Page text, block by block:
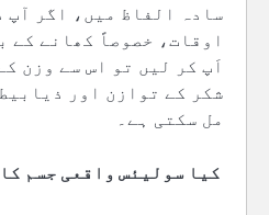
سادہ الفاظ میں، اگر آپ
اوقات، خصوصاً کھانے کے
اَپ کر لیں تو اس سے وزن
شکر کے توازن اور
مل سکتی ہے۔
کیا سولیئس واقعی جسم